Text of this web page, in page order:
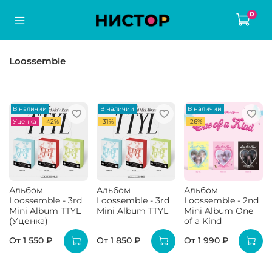
0
Loossemble
В наличии
Уценка
-42%
Альбом
Loossemble - 3rd
Mini Album TTYL
(Уценка)
От 1 550 ₽
В наличии
-31%
Альбом
Loossemble - 3rd
Mini Album TTYL
От 1 850 ₽
В наличии
-26%
Альбом
Loossemble - 2nd
Mini Album One
of a Kind
От 1 990 ₽